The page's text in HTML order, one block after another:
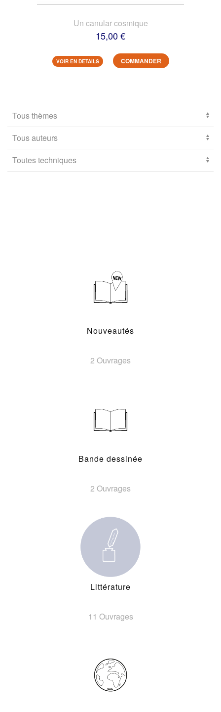
Un canular cosmique
15,00 €
VOIR EN DETAILS COMMANDER
Nouveautés
2 Ouvrages
Bande dessinée
2 Ouvrages
Littérature
11 Ouvrages